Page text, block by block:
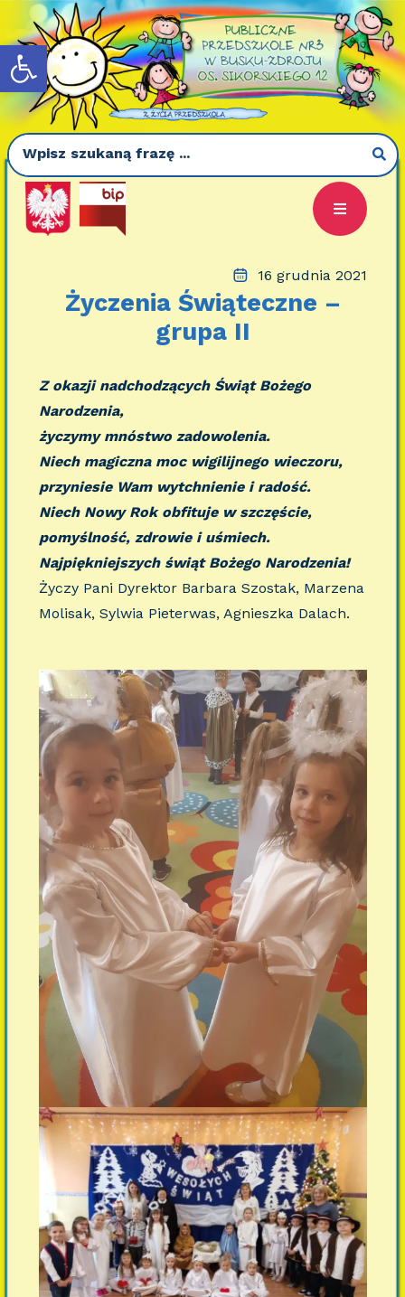
Otwórz pasek narzędzi
16 grudnia 2021
Życzenia Świąteczne –
grupa II
Z okazji nadchodzących Świąt Bożego
Narodzenia,
życzymy mnóstwo zadowolenia.
Niech magiczna moc wigilijnego wieczoru,
przyniesie Wam wytchnienie i radość.
Niech Nowy Rok obfituje w szczęście,
pomyślność, zdrowie i uśmiech.
Najpiękniejszych świąt Bożego Narodzenia!
Życzy Pani Dyrektor Barbara Szostak, Marzena
Molisak, Sylwia Pieterwas, Agnieszka Dalach.